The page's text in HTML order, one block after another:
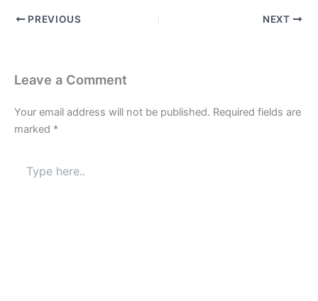
PREVIOUS NEXT
Leave a Comment
Your email address will not be published. Required fields are
marked *
here..